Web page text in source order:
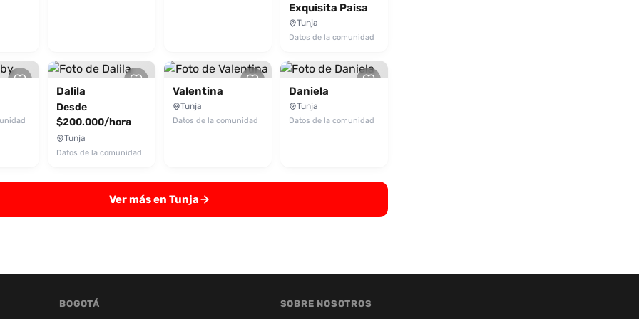
Exquisita Paisa
Tunja
Datos de la comunidad
Dalila
Desde
$200.000/hora
Tunja
Datos de la comunidad
Valentina
Tunja
Datos de la comunidad
Daniela
Tunja
Datos de la comunidad
Ver más en Tunja
BOGOTÁ SOBRE NOSOTROS